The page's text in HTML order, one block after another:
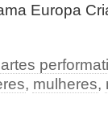
Europa
artes
, mulheres,